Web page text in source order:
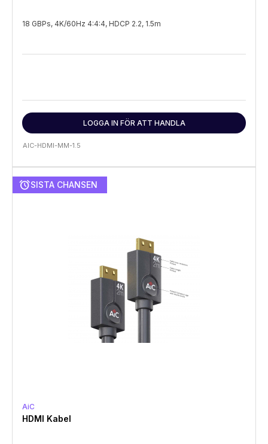
18 GBPs, 4K/60Hz 4:4:4, HDCP 2.2, 1.5m
LOGGA IN FÖR ATT HANDLA
AIC-HDMI-MM-1.5
alarmSISTA CHANSEN
AiC
HDMI Kabel